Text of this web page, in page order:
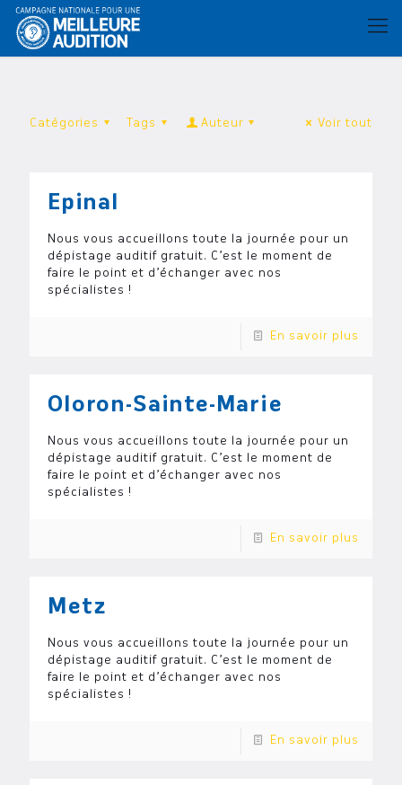
Catégories Tags Auteur Voir tout
Epinal
Nous vous accueillons toute la journée pour un
dépistage auditif gratuit. C’est le moment de
faire le point et d’échanger avec nos
spécialistes !
En savoir plus
Oloron-Sainte-Marie
Nous vous accueillons toute la journée pour un
dépistage auditif gratuit. C’est le moment de
faire le point et d’échanger avec nos
spécialistes !
En savoir plus
Metz
Nous vous accueillons toute la journée pour un
dépistage auditif gratuit. C’est le moment de
faire le point et d’échanger avec nos
spécialistes !
En savoir plus